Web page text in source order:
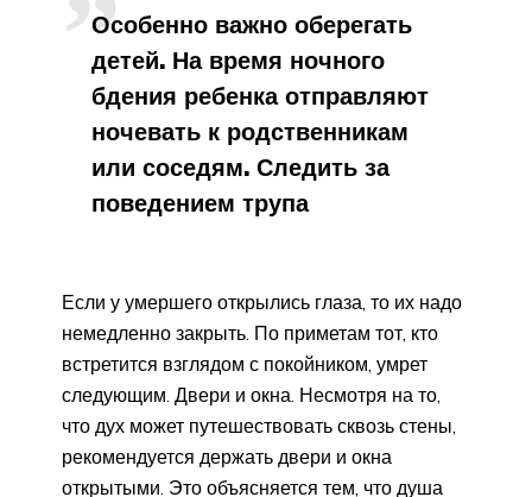
Особенно важно оберегать
детей. На время ночного
бдения ребенка отправляют
ночевать к родственникам
или соседям. Следить за
поведением трупа
Если у умершего открылись глаза, то их надо
немедленно закрыть. По приметам тот, кто
встретится взглядом с покойником, умрет
следующим. Двери и окна. Несмотря на то,
что дух может путешествовать сквозь стены,
рекомендуется держать двери и окна
открытыми. Это объясняется тем, что душа